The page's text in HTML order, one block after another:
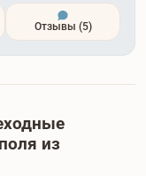
Отзывы (5)
из